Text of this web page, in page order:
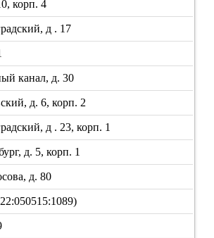
корп. 4
д . 17
канал, д. 30
д. 6, корп. 2
д . 23, корп. 1
д. 5, корп. 1
д. 80